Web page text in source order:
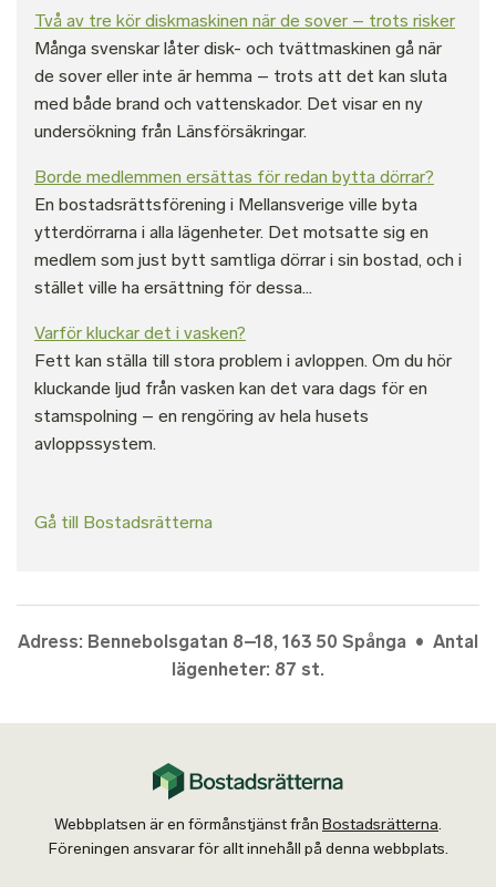
Två av tre kör diskmaskinen när de sover – trots risker
Många svenskar låter disk- och tvättmaskinen gå när
de sover eller inte är hemma – trots att det kan sluta
med både brand och vattenskador. Det visar en ny
undersökning från Länsförsäkringar.
Borde medlemmen ersättas för redan bytta dörrar?
En bostadsrättsförening i Mellansverige ville byta
ytterdörrarna i alla lägenheter. Det motsatte sig en
medlem som just bytt samtliga dörrar i sin bostad, och i
stället ville ha ersättning för dessa...
Varför kluckar det i vasken?
Fett kan ställa till stora problem i avloppen. Om du hör
kluckande ljud från vasken kan det vara dags för en
stamspolning – en rengöring av hela husets
avloppssystem.
Gå till Bostadsrätterna
Adress: Bennebolsgatan 8–18, 163 50 Spånga • Antal
lägenheter: 87 st.
Webbplatsen är en förmånstjänst från Bostadsrätterna.
Föreningen ansvarar för allt innehåll på denna webbplats.